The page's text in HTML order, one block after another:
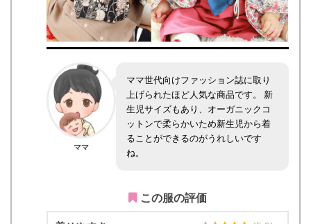
ママ
ママ世代向けファッション誌に取り
上げられたほど人気な商品です。 新
生児サイズもあり、オーガニックコ
ットンで柔らかいため新生児から着
ることができるのがうれしいです
ね。
この服の評価